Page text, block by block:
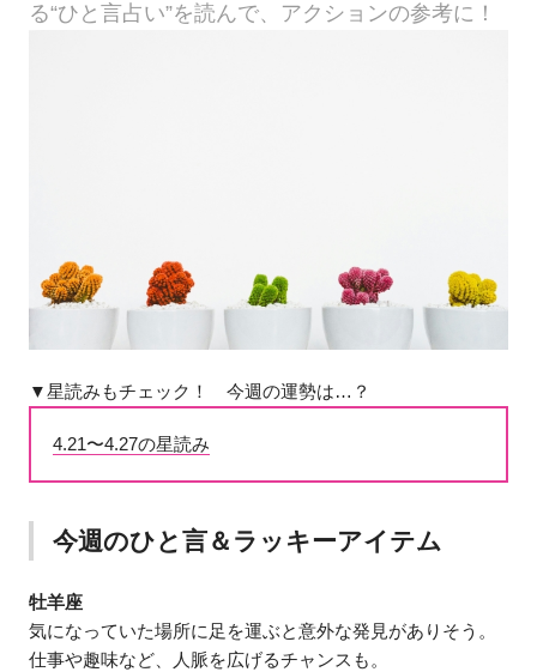
る“ひと言占い”を読んで、アクションの参考に！
▼星読みもチェック！ 今週の運勢は…？
4.21〜4.27の星読み
今週のひと言＆ラッキーアイテム
牡羊座
気になっていた場所に足を運ぶと意外な発見がありそう。
仕事や趣味など、人脈を広げるチャンスも。